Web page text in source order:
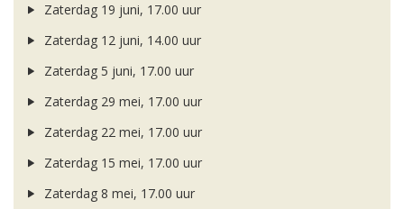
Zaterdag 19 juni, 17.00 uur
Zaterdag 12 juni, 14.00 uur
Zaterdag 5 juni, 17.00 uur
Zaterdag 29 mei, 17.00 uur
Zaterdag 22 mei, 17.00 uur
Zaterdag 15 mei, 17.00 uur
Zaterdag 8 mei, 17.00 uur